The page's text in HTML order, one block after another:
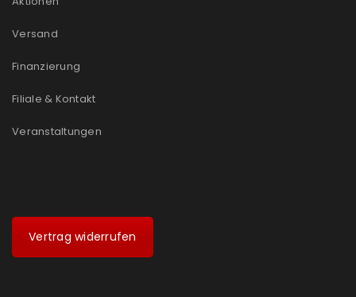
Versand
Finanzierung
Filiale & Kontakt
Veranstaltungen
Vertrag widerrufen